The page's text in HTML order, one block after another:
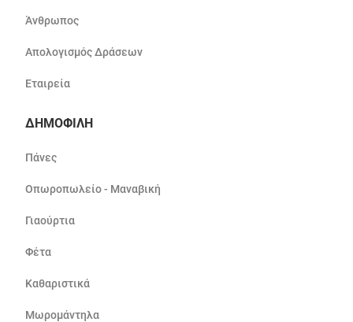
Άνθρωπος
Απολογισμός Δράσεων
Εταιρεία
ΔΗΜΟΦΙΛΗ
Πάνες
Οπωροπωλείο - Μαναβική
Γιαούρτια
Φέτα
Καθαριστικά
Μωρομάντηλα